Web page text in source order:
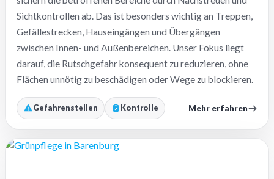
Sichtkontrollen ab. Das ist besonders wichtig an Treppen,
Gefällestrecken, Hauseingängen und Übergängen
zwischen Innen- und Außenbereichen. Unser Fokus liegt
darauf, die Rutschgefahr konsequent zu reduzieren, ohne
Flächen unnötig zu beschädigen oder Wege zu blockieren.
Gefahrenstellen Kontrolle Mehr erfahren